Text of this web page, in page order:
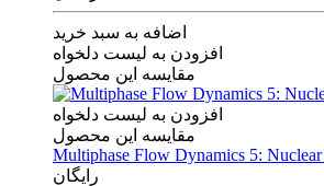
اضافه به سبد خرید
افزودن به لیست دلخواه
مقایسه این محصول
افزودن به لیست دلخواه
مقایسه این محصول
Multiphase Flow Dynamics 5:
رایگان